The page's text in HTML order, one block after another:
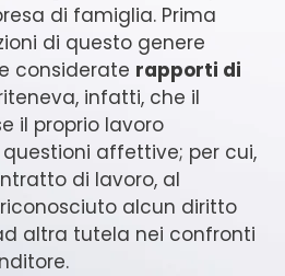
di famiglia. Prima
di questo genere
considerate rapporti di
infatti, che il
il proprio lavoro
affettive; per cui,
di lavoro, al
alcun diritto
altra tutela nei confronti